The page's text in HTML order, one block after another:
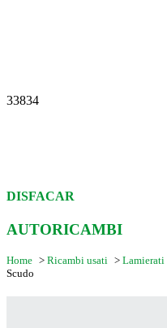
33834
DISFACAR
AUTORICAMBI
Home > Ricambi usati > Lamierati
Scudo